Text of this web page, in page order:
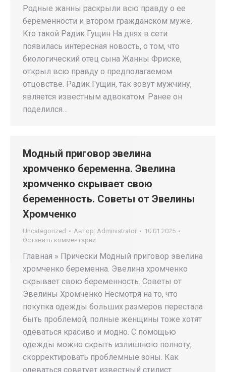
Родные жанны раскрыли всю правду о ее
беременности и втором гражданском муже.
Кто такой Радик Гущин На днях в сети
появилась интересная новость, о том, что
биологический отец сына Жанны Фриске,
открыл всю правду о предполагаемом
отцовстве. Радик Гущин, так зовут мужчину,
является известным адвокатом. Ранее он
поделился…
Модный приговор эвелина
хромченко беременна. Эвелина
хромченко скрывает свою
беременность. Советы от Эвелины
Хромченко
Uncategorized Автор: Administrator
10.01.2025
Оставить комментарий
Главная » Прически Модный приговор эвелина
хромченко беременна. Эвелина хромченко
скрывает свою беременность. Советы от
Эвелины Хромченко Несмотря на то, что
покупка одежды больших размеров перестала
быть проблемой, полные женщины тоже хотят
одеваться красиво и модно. С помощью
одежды можно скрыть излишнюю полноту,
скорректировать проблемные зоны. Как
одеваться советует известный стилист